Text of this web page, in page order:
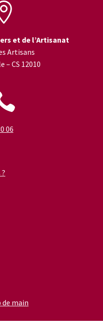
et de l’Artisanat
Artisans
– CS 12010
06
de main